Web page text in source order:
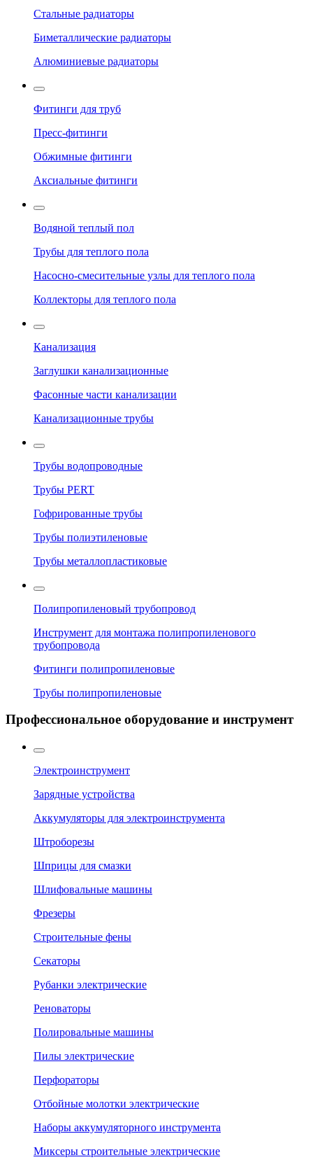
Стальные радиаторы
Биметаллические радиаторы
Алюминиевые радиаторы
Фитинги для труб
Пресс-фитинги
Обжимные фитинги
Аксиальные фитинги
Водяной теплый пол
Трубы для теплого пола
Насосно-смесительные узлы для теплого пола
Коллекторы для теплого пола
Канализация
Заглушки канализационные
Фасонные части канализации
Канализационные трубы
Трубы водопроводные
Трубы PERT
Гофрированные трубы
Трубы полиэтиленовые
Трубы металлопластиковые
Полипропиленовый трубопровод
Инструмент для монтажа полипропиленового
трубопровода
Фитинги полипропиленовые
Трубы полипропиленовые
Профессиональное оборудование и инструмент
Электроинструмент
Зарядные устройства
Аккумуляторы для электроинструмента
Штроборезы
Шприцы для смазки
Шлифовальные машины
Фрезеры
Строительные фены
Секаторы
Рубанки электрические
Реноваторы
Полировальные машины
Пилы электрические
Перфораторы
Отбойные молотки электрические
Наборы аккумуляторного инструмента
Миксеры строительные электрические